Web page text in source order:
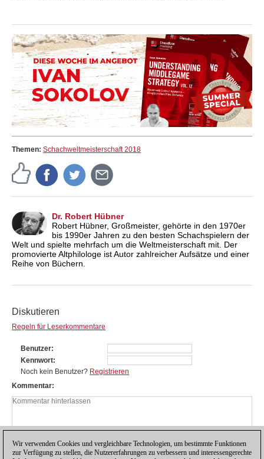
Themen: Schachweltmeisterschaft 2018
Dr. Robert Hübner
Robert Hübner, Großmeister, gehörte in den 1970er
bis 1990er Jahren zu den besten Schachspielern der
Welt und spielte mehrfach um die Weltmeisterschaft mit. Der
promovierte Altphilologe ist Autor zahlreicher Aufsätze und einer
Reihe von Büchern.
Diskutieren
Regeln für Leserkommentare
Benutzer
Kennwort
Noch kein Benutzer? Registrieren
Kommentar
Wir verwenden Cookies und vergleichbare Technologien, um bestimmte Funktionen
zur Verfügung zu stellen, die Nutzererfahrungen zu verbessern und interessengerechte